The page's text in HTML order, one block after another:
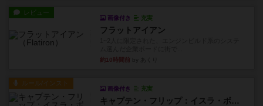
レビュー
画像付き 充実
フラットアイアン
約10時間前
ルール/インスト
画像付き 充実
キャプテン・フリップ：イスラ・ボンバ